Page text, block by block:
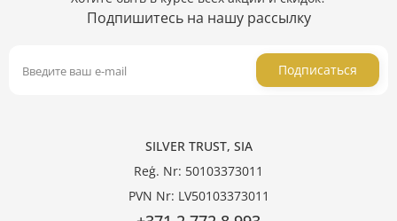
Подпишитесь на нашу рассылку
Подписаться
SILVER TRUST, SIA
Reģ. Nr: 50103373011
PVN Nr: LV50103373011